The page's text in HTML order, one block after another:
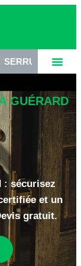
HAUTE
GUÉRARD
: sécurisez
et un
gratuit.